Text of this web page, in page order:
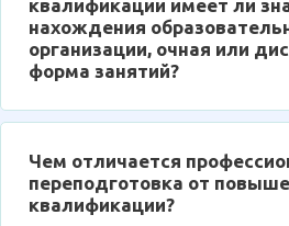
квалификации имеет ли
нахождения
организации, очная или
форма занятий?
Чем отличается
переподготовка от
квалификации?